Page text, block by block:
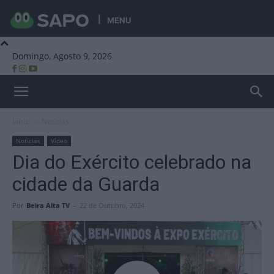
MENU
Domingo, Agosto 9, 2026
Notícias Vídeo
Dia do Exército celebrado na
cidade da Guarda
Por Beira Alta TV - 22 de Outubro, 2024